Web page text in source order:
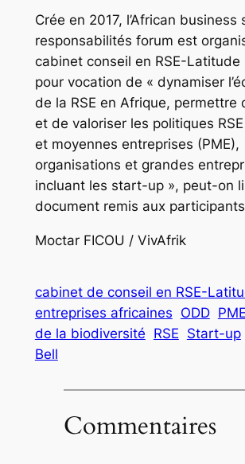
Crée en 2017, l’African business
responsabilités forum est
cabinet conseil en RSE-Latitude
pour vocation de « dynamiser
de la RSE en Afrique, permettre
et de valoriser les politiques
et moyennes entreprises (PME),
organisations et grandes
incluant les start-up », peut-on
document remis aux
Moctar FICOU / VivAfrik
cabinet de conseil en RSE-
entreprises africaines ODD PME
de la biodiversité RSE Start-up
Bell
Commentaires